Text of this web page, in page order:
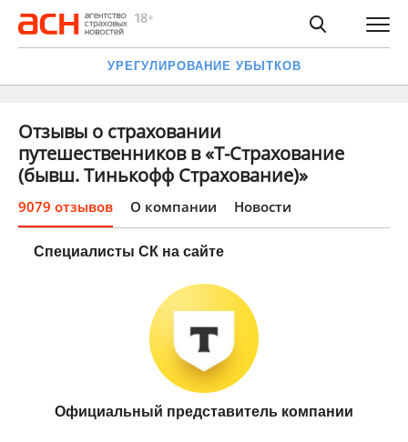
УРЕГУЛИРОВАНИЕ УБЫТКОВ
Отзывы о страховании
путешественников в «Т-Страхование
(бывш. Тинькофф Страхование)»
9079 отзывов О компании Новости
Специалисты СК на сайте
Официальный представитель компании